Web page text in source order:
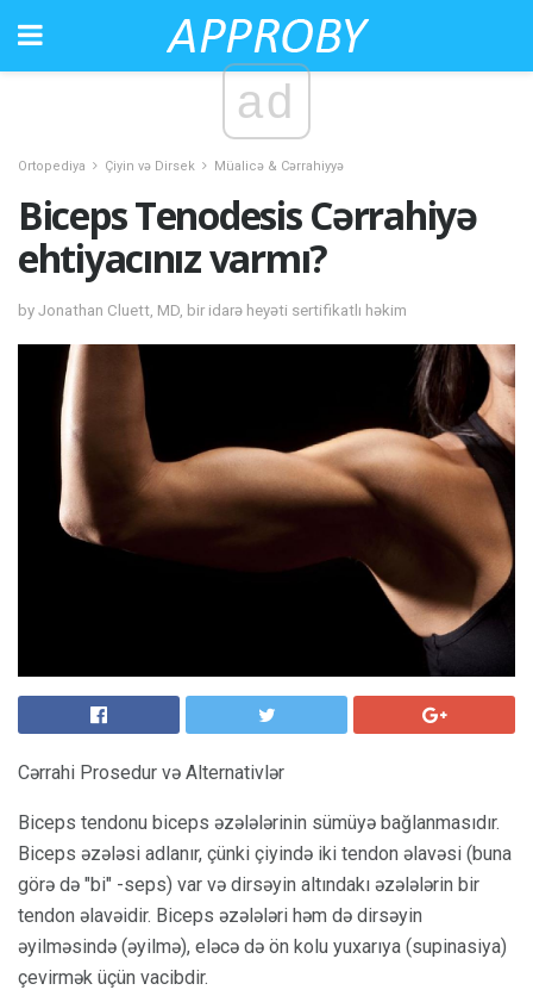
ad
Ortopediya Çiyin və Dirsek Müalicə & Cərrahiyyə
Biceps Tenodesis Cərrahiyə
ehtiyacınız varmı?
by Jonathan Cluett, MD, bir idarə heyəti sertifikatlı həkim
Cərrahi Prosedur və Alternativlər
Biceps tendonu biceps əzələlərinin sümüyə bağlanmasıdır.
Biceps əzələsi adlanır, çünki çiyində iki tendon əlavəsi (buna
görə də "bi" -seps) var və dirsəyin altındakı əzələlərin bir
tendon əlavəidir. Biceps əzələləri həm də dirsəyin
əyilməsində (əyilmə), eləcə də ön kolu yuxarıya (supinasiya)
çevirmək üçün vacibdir.